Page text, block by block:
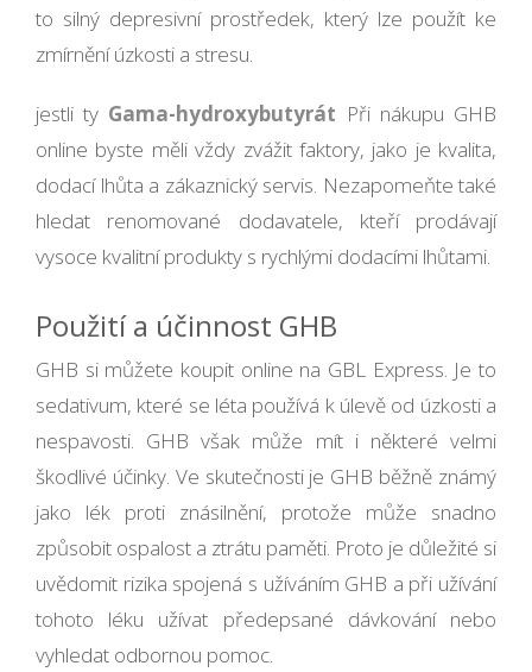
to silný depresivní prostředek, který lze použít ke
zmírnění úzkosti a stresu.
jestli ty Gama-hydroxybutyrát Při nákupu GHB
online byste měli vždy zvážit faktory, jako je kvalita,
dodací lhůta a zákaznický servis. Nezapomeňte také
hledat renomované dodavatele, kteří prodávají
vysoce kvalitní produkty s rychlými dodacími lhůtami.
Použití a účinnost GHB
GHB si můžete koupit online na GBL Express. Je to
sedativum, které se léta používá k úlevě od úzkosti a
nespavosti. GHB však může mít i některé velmi
škodlivé účinky. Ve skutečnosti je GHB běžně známý
jako lék proti znásilnění, protože může snadno
způsobit ospalost a ztrátu paměti. Proto je důležité si
uvědomit rizika spojená s užíváním GHB a při užívání
tohoto léku užívat předepsané dávkování nebo
vyhledat odbornou pomoc.